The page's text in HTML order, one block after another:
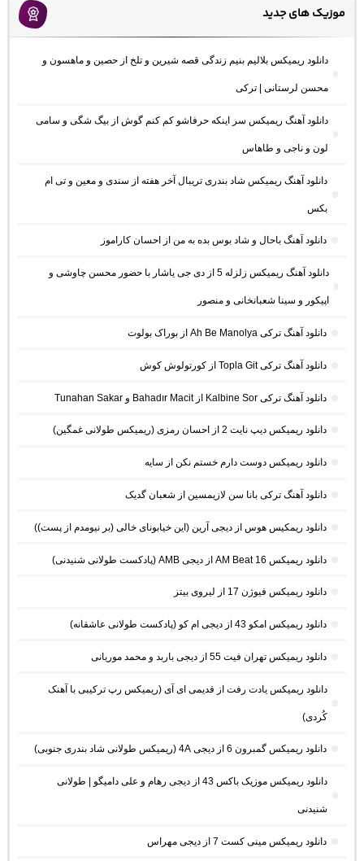
موزیک های جدید
دانلود ریمیکس بلالیم بنیم زندگی قصه شیرین و تلخ از حصین و ماهسون و
محسن لرستانی | ترکی
دانلود آهنگ ریمیکس سر اینکه حرفاشو کم کنم گوش از بیگ شگی و سامی
لون و ناجی و طاهاس
دانلود آهنگ ریمیکس شاد بندری تریبال آخر هفته از سندی و معین و تی ام
بکس
دانلود آهنگ باحال و شاد بوس بده به من از احسان کاراموز
دانلود آهنگ ریمیکس زلزله 5 از دی جی یاشار با حضور محسن چاوشی و
اپیکور و سینا شعبانخانی و منصور
دانلود آهنگ ترکی Ah Be Manolya از بوراک بولوت
دانلود آهنگ ترکی Topla Git از کورتولوش کوش
دانلود آهنگ ترکی Kalbine Sor از Bahadır Macit و Tunahan Sakar
دانلود ریمیکس دیپ نایت 2 از احسان رمزی (ریمیکس طولانی غمگین)
دانلود ریمیکس دوست دارم خستم نکن از سایه
دانلود آهنگ ترکی بانا سن لازیمسین از شعبان گدیک
دانلود ریمکیس هوس از دیجی آرین (این خیابونای خالی (بر نیومدم از پست))
دانلود ریمیکس AM Beat 16 از دیجی AMB (پادکست طولانی شنیدنی)
دانلود ریمیکس فیوژن 17 از لیروی بیتز
دانلود ریمیکس امکو 43 از دیجی ام کو (پادکست طولانی عاشقانه)
دانلود ریمیکس تهران فیت 55 از دیجی باربد و محمد موریانی
دانلود ریمیکس یادت رفت از قدیمی ای آی (ریمیکس رپ ترکیبی با آهنک
کُردی)
دانلود ریمیکس گمبرون 6 از دیجی 4A (ریمیکس طولانی شاد بندری جنوبی)
دانلود ریمیکس موزیک باکس 43 از دیجی رهام و علی دامیگو | طولانی
شنیدنی
دانلود ریمیکس مینی کست 7 از دیجی مهراس